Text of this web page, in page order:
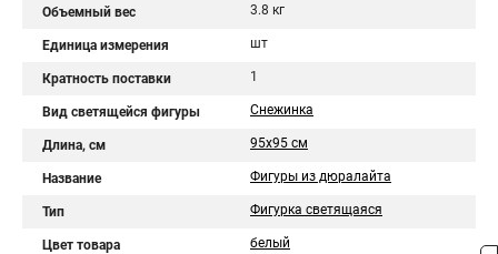
Объемный вес 3.8 кг
Единица измерения шт
Кратность поставки 1
Вид светящейся фигуры Снежинка
Длина, см 95x95 см
Название Фигуры из дюралайта
Тип Фигурка светящаяся
Цвет товара белый